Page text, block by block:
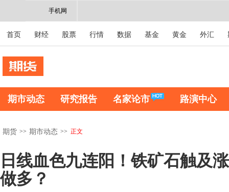
手机网
首页 财经 股票 行情 数据 基金 黄金 外汇
期市动态 研究报告 名家论市 路演中心
期货 >> 期市动态 >> 正文
日线血色九连阳！铁矿石触及
做多？